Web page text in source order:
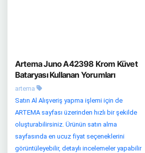
Artema Juno A42398 Krom Küvet
Bataryası Kullanan Yorumları
artema
Satın Al Alışveriş yapma işlemi için de
ARTEMA sayfası üzerinden hızlı bir şekilde
oluşturabilirsiniz. Ürünün satın alma
sayfasında en ucuz fiyat seçeneklerini
görüntüleyebilir, detaylı incelemeler yapabilir